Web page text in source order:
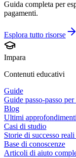
Guida completa per
pagamenti.
Esplora tutto risorse
Impara
Contenuti educativi
Guide
Guide passo-passo
Blog
Ultimi
Casi di studio
Storie di successo
Base di conoscenze
Articoli di aiuto